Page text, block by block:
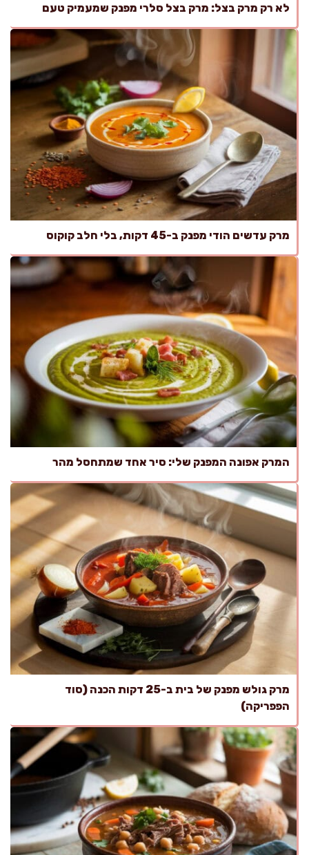
לא רק מרק בצל: מרק בצל סלרי מפנק שמעמיק טעם
מרק עדשים הודי מפנק ב-45 דקות, בלי חלב קוקוס
המרק אפונה המפנק שלי: סיר אחד שמתחסל מהר
מרק גולש מפנק של בית ב-25 דקות הכנה (סוד
הפפריקה)